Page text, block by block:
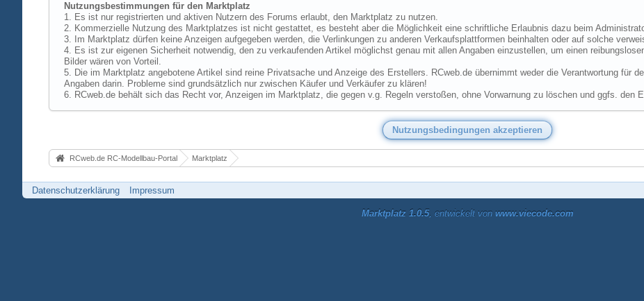
Nutzungsbestimmungen für den Marktplatz
1. Es ist nur registrierten und aktiven Nutzern des Forums erlaubt, den Marktplatz zu nutzen.
2. Kommerzielle Nutzung des Marktplatzes ist nicht gestattet, es besteht aber die Möglichkeit eine schriftliche Erlaubnis dazu beim
3. Im Marktplatz dürfen keine Anzeigen aufgegeben werden, die Verlinkungen zu anderen Verkaufsplattformen beinhalten oder auf solche
4. Es ist zur eigenen Sicherheit notwendig, den zu verkaufenden Artikel möglichst genau mit allen Angaben einzustellen, um einen
Bilder wären von Vorteil.
5. Die im Marktplatz angebotene Artikel sind reine Privatsache und Anzeige des Erstellers. RCweb.de übernimmt weder die Verantwortung für
Angaben darin. Probleme sind grundsätzlich nur zwischen Käufer und Verkäufer zu klären!
6. RCweb.de behält sich das Recht vor, Anzeigen im Marktplatz, die gegen v.g. Regeln verstoßen, ohne Vorwarnung zu löschen und ggfs. den
RCweb.de RC-Modellbau-Portal Marktplatz
Datenschutzerklärung Impressum
Marktplatz 1.0.5, entwickelt von www.viecode.com